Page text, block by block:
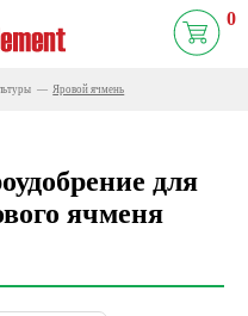
0
Яровой ячмень
для
ячменя